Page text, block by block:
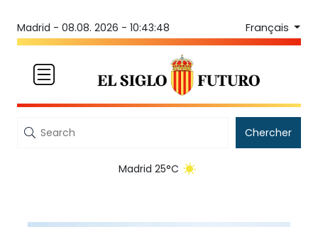
Madrid - 08.08. 2026 - 10:43:48 Français
Chercher
Madrid 25°C